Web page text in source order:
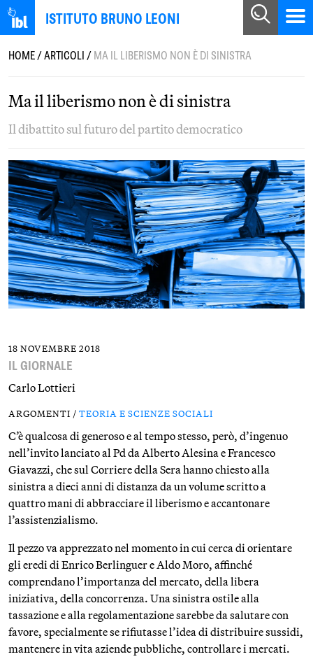
ISTITUTO BRUNO LEONI
HOME/ARTICOLI/MA IL LIBERISMO NON È DI SINISTRA
Ma il liberismo non è di sinistra
Il dibattito sul futuro del partito democratico
18 NOVEMBRE 2018
IL GIORNALE
Carlo Lottieri
ARGOMENTI / TEORIA E SCIENZE SOCIALI
C’è qualcosa di generoso e al tempo stesso, però, d’ingenuo
nell’invito lanciato al Pd da Alberto Alesina e Francesco
Giavazzi, che sul Corriere della Sera hanno chiesto alla
sinistra a dieci anni di distanza da un volume scritto a
quattro mani di abbracciare il liberismo e accantonare
l’assistenzialismo.
Il pezzo va apprezzato nel momento in cui cerca di orientare
gli eredi di Enrico Berlinguer e Aldo Moro, affinché
comprendano l’importanza del mercato, della libera
iniziativa, della concorrenza. Una sinistra ostile alla
tassazione e alla regolamentazione sarebbe da salutare con
favore, specialmente se rifiutasse l’idea di distribuire sussidi,
mantenere in vita aziende pubbliche, controllare i mercati.